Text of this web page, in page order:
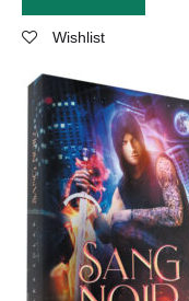
Wishlist